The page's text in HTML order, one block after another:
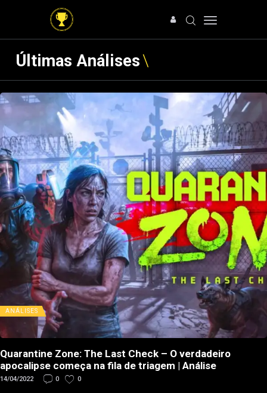
HOME
NOTÍCIAS
ARTIGOS
ANÁLISES
OFERTAS
SOBRE NÓS
Últimas Análises
ANÁLISES
Quarantine Zone: The Last Check – O verdadeiro
apocalipse começa na fila de triagem | Análise
14/04/2022 0 0